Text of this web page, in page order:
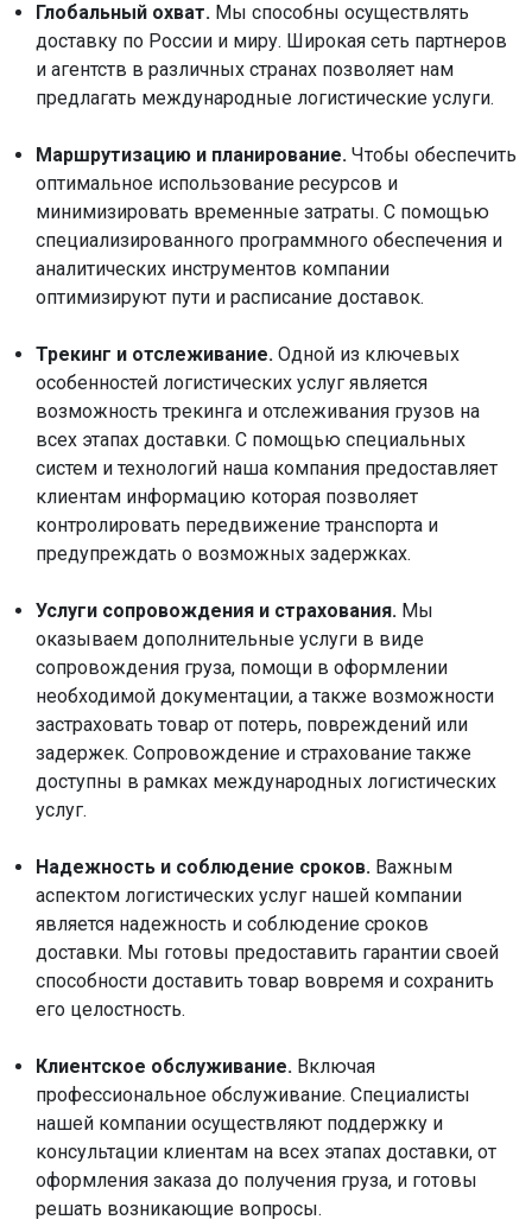
Глобальный охват. Мы способны осуществлять
доставку по России и миру. Широкая сеть партнеров
и агентств в различных странах позволяет нам
предлагать международные логистические услуги.
Маршрутизацию и планирование. Чтобы обеспечить
оптимальное использование ресурсов и
минимизировать временные затраты. С помощью
специализированного программного обеспечения и
аналитических инструментов компании
оптимизируют пути и расписание доставок.
Трекинг и отслеживание. Одной из ключевых
особенностей логистических услуг является
возможность трекинга и отслеживания грузов на
всех этапах доставки. С помощью специальных
систем и технологий наша компания предоставляет
клиентам информацию которая позволяет
контролировать передвижение транспорта и
предупреждать о возможных задержках.
Услуги сопровождения и страхования. Мы
оказываем дополнительные услуги в виде
сопровождения груза, помощи в оформлении
необходимой документации, а также возможности
застраховать товар от потерь, повреждений или
задержек. Сопровождение и страхование также
доступны в рамках международных логистических
услуг.
Надежность и соблюдение сроков. Важным
аспектом логистических услуг нашей компании
является надежность и соблюдение сроков
доставки. Мы готовы предоставить гарантии своей
способности доставить товар вовремя и сохранить
его целостность.
Клиентское обслуживание. Включая
профессиональное обслуживание. Специалисты
нашей компании осуществляют поддержку и
консультации клиентам на всех этапах доставки, от
оформления заказа до получения груза, и готовы
решать возникающие вопросы.